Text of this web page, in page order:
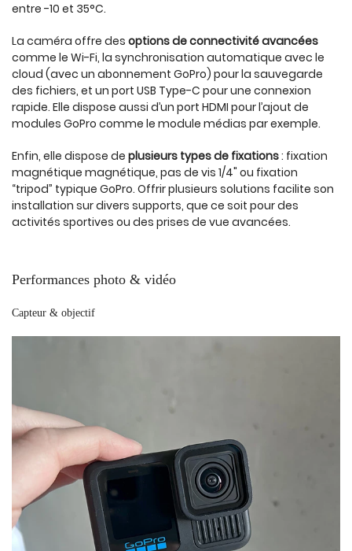
entre -10 et 35°C.
La caméra offre des options de connectivité avancées
comme le Wi-Fi, la synchronisation automatique avec le
cloud (avec un abonnement GoPro) pour la sauvegarde
des fichiers, et un port USB Type-C pour une connexion
rapide. Elle dispose aussi d’un port HDMI pour l’ajout de
modules GoPro comme le module médias par exemple.
Enfin, elle dispose de plusieurs types de fixations: fixation
magnétique magnétique, pas de vis 1/4" ou fixation
“tripod” typique GoPro. Offrir plusieurs solutions facilite son
installation sur divers supports, que ce soit pour des
activités sportives ou des prises de vue avancées.
Performances photo & vidéo
Capteur & objectif